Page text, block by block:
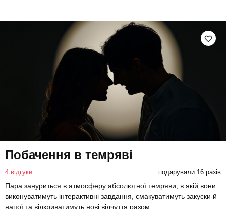
Побачення в темряві
4 відгуки подарували 16 разів
Пара зануриться в атмосферу абсолютної темряви, в якій вони
виконуватимуть інтерактивні завдання, смакуватимуть закуски й
напої та відкриватимуть нові відчуття разом.